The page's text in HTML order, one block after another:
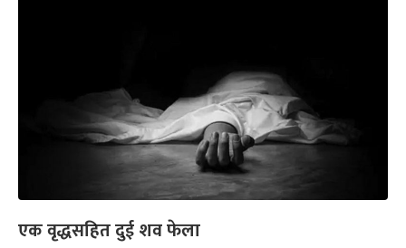
एक वृद्धसहित दुई शव फेला